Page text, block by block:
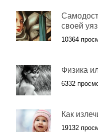
своей
10364
Физика
6332
Как
19132